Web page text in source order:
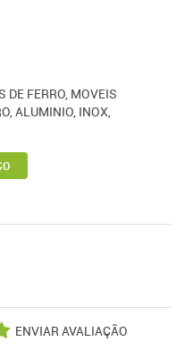
DE FERRO, MOVEIS
ALUMINIO, INOX,
ENVIAR AVALIAÇÃO